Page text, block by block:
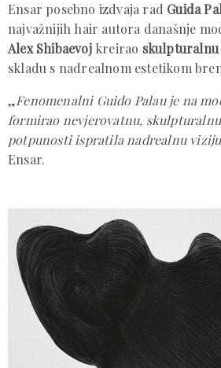
Ensar posebno izdvaja rad Guida
najvažnijih hair autora današnje
Alex Shibaevojkreirao
skladu s nadrealnom estetikom
„Fenomenalni Guido Palau je na
formirao nevjerovatnu,
potpunosti ispratila nadrealnu
Ensar.